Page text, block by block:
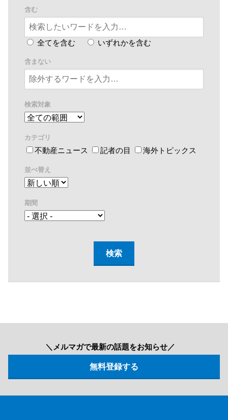
含む
全てを含む いずれかを含む
含まない
検索対象
カテゴリ
不動産ニュース 記者の目 海外トピックス
並べ替え
期間
＼メルマガで最新の話題をお知らせ／